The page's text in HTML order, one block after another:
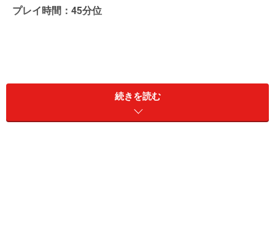
プレイ時間：45分位
続きを読む